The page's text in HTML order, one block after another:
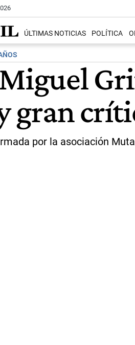
ÚLTIMAS NOTICIAS POLÍTICA
gran
por la asociación